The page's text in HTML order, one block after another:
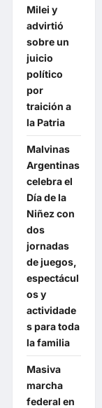
Milei y
advirtió
sobre un
juicio
político
por
traición a
la Patria
Malvinas
Argentinas
celebra el
Día de la
Niñez con
dos
jornadas
de juegos,
espectácul
os y
actividade
s para toda
la familia
Masiva
marcha
federal en